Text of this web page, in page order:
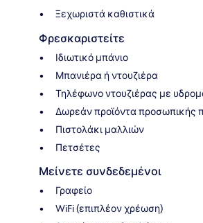
Ξεχωριστά καθιστικά
Φρεσκαριστείτε
Ιδιωτικό μπάνιο
Μπανιέρα ή ντουζιέρα
Τηλέφωνο ντουζιέρας με
Δωρεάν προϊόντα προσωπικής
Πιστολάκι μαλλιών
Πετσέτες
Μείνετε συνδεδεμένοι
Γραφείο
WiFi (επιπλέον χρέωση)